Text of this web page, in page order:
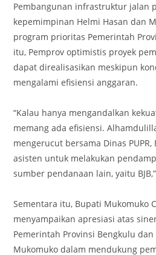
‎Pembangunan infrastruktur jalan
kepemimpinan Helmi Hasan dan
program prioritas Pemerintah
itu, Pemprov optimistis proyek
dapat direalisasikan meskipun
mengalami efisiensi anggaran.
‎“Kalau hanya mengandalkan
memang ada efisiensi.
mengerucut bersama Dinas
asisten untuk melakukan
sumber pendanaan lain, yaitu
‎Sementara itu, Bupati Mukomuko
menyampaikan apresiasi atas
Pemerintah Provinsi Bengkulu
Mukomuko dalam mendukung